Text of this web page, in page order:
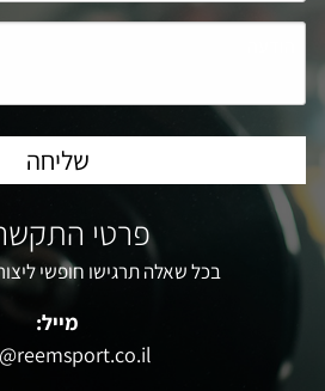
פרטי
בכל שאלה תרגישו חופשי
מייל: